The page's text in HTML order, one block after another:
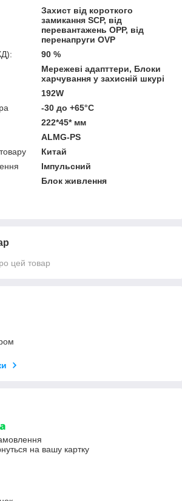
Захист від короткого
замикання SCP, від
перевантажень OPP, від
перенапруги OVP
90 %
Мережеві адапттери, Блоки
харчування у захисній шкурі
192W
-30 до +65°С
222*45* мм
ALMG-PS
Китай
Імпульсний
Блок живлення
цей товар
на вашу картку